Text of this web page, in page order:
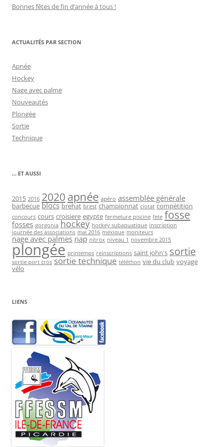
Bonnes fêtes de fin d’année à tous !
ACTUALITÉS PAR SECTION
Apnée
Hockey
Nage avec palme
Nouveautés
Plongée
Sortie
Technique
… ET AUSSI
2015 2016 2020 apnée apéro assemblée générale
barbecue blocs brehat brest championnat ciotat compétition
concours cours croisiere egypte fermeture piscine fete fosse
fosses gorgonia hockey hockey subaquatique inscription
journée des associations mai 2016 mexique moniteurs
nage avec palmes nap nitrox niveau 1 novembre 2015
plongée printemps reinscriptions saint john's sortie
sortie port cros sortie technique téléthon vie du club voyage
vélo
LIENS